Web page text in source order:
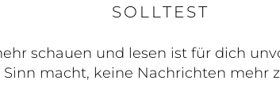
SOLLTEST
schauen und lesen ist für dich
macht, keine Nachrichten mehr